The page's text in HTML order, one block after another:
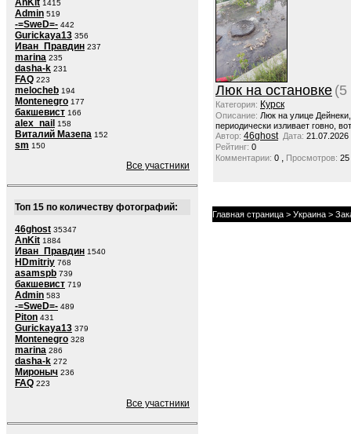
AnKit 1415
Admin 519
-=SweD=- 442
Gurickaya13 356
Иван_Правдин 237
marina 235
dasha-k 231
FAQ 223
melocheb 194
Montenegro 177
бакшевист 166
alex_nail 158
Виталий Мазепа 152
sm 150
Все участники
Топ 15 по количеству фотографий:
46ghost 35347
AnKit 1884
Иван_Правдин 1540
HDmitriy 768
asamspb 739
бакшевист 719
Admin 583
-=SweD=- 489
Piton 431
Gurickaya13 379
Montenegro 328
marina 286
dasha-k 272
Мироныч 236
FAQ 223
Все участники
Люк на остановке (5
Категория: Курск
Описание: Люк на улице
периодически изливает говно,
Автор: 46ghost Дата: 21.07.2026
Рейтинг: 0
Комментарии: 0 , Просмотров: 25
Главная страница > Украина >